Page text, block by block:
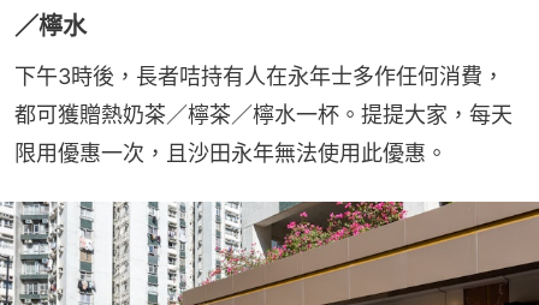
／檸水
下午3時後，長者咭持有人在永年士多作任何消費，
都可獲贈熱奶茶／檸茶／檸水一杯。提提大家，每天
限用優惠一次，且沙田永年無法使用此優惠。